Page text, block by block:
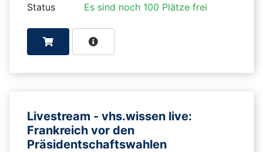
Status
Es sind noch 100 Plätze frei
Livestream - vhs.wissen live:
Frankreich vor den
Präsidentschaftswahlen